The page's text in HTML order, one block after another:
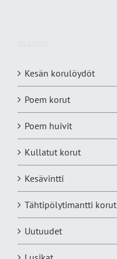
Kesän korulöydöt
Poem korut
Poem huivit
Kullatut korut
Kesävintti
Tähtipölytimantti korut
Uutuudet